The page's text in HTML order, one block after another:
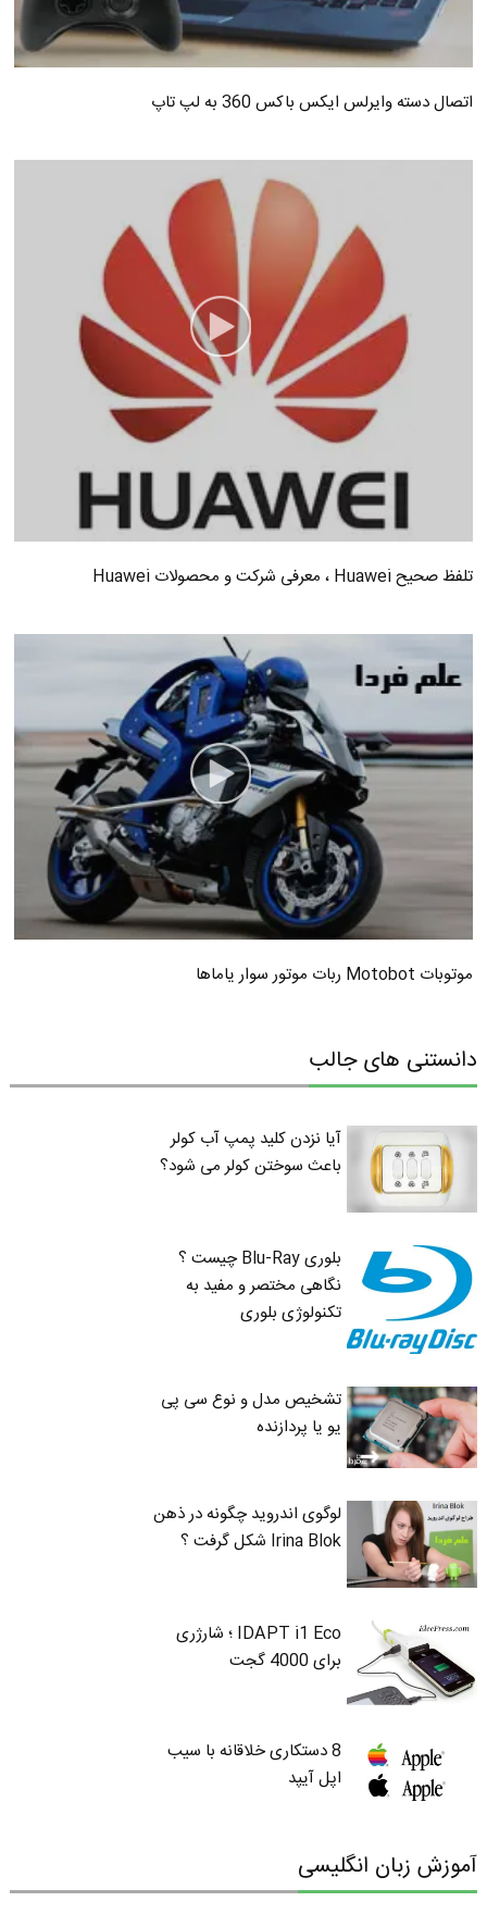
اتصال دسته وایرلس ایکس باکس 360 به لپ تاپ
تلفظ صحیح Huawei ، معرفی شرکت و محصولات Huawei
موتوبات Motobot ربات موتور سوار یاماها
دانستنی های جالب
آیا نزدن کلید پمپ آب کولر
باعث سوختن کولر می شود؟
بلوری Blu-Ray چیست ؟
نگاهی مختصر و مفید به
تکنولوژی بلوری
تشخیص مدل و نوع سی پی
یو یا پردازنده
لوگوی اندروید چگونه در ذهن
Irina Blok شکل گرفت ؟
IDAPT i1 Eco ؛ شارژری
برای 4000 گجت
8 دستکاری خلاقانه با سیب
اپل آیپد
آموزش زبان انگلیسی